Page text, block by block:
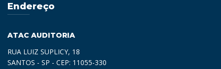
Endereço
ATAC AUDITORIA
RUA LUIZ SUPLICY, 18
SANTOS - SP - CEP: 11055-330